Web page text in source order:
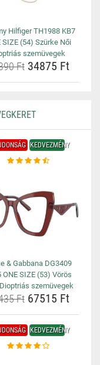
Hilfiger TH1988 KB7
SIZE (54) Szürke Női
szemüvegek
Ft34875 Ft
KEDVEZMÉNY
& Gabbana DG3409
ONE SIZE (53) Vörös
szemüvegek
Ft67515 Ft
KEDVEZMÉNY